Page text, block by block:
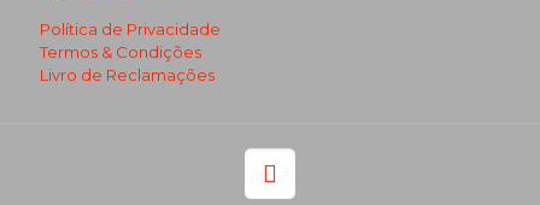
Política de Privacidade
Termos & Condições
Livro de Reclamações